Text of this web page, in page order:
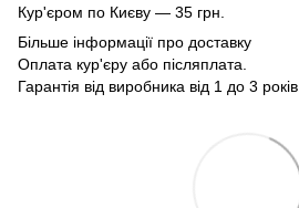
Кур'єром по Києву — 35 грн.
Більше інформації про доставку
Оплата кур'єру або післяплата.
Гарантія від виробника від 1 до 3 років.